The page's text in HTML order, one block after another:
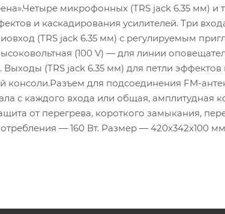
микрофонных (TRS jack 6.35 мм) и
и каскадирования усилителей. Три
(TRS jack 6.35 мм) с регулируемым
(100 V) — для линии
(TRS jack 6.35 мм) для петли эффектов
для подсоединения FM-
с каждого входа или общая, амплитудная
от перегрева, короткого замыкания,
— 160 Вт. Размер — 420x342x100